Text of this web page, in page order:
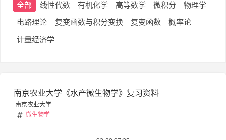
全部 线性代数 有机化学 高等数学 微积分 物理学
电路理论 复变函数与积分变换 复变函数 概率论
计量经济学
南京农业大学《水产微生物学》复习资料
南京农业大学
微生物学